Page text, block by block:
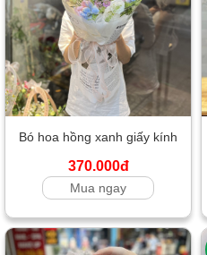
Bó hoa hồng xanh giấy kính
370.000đ
Mua ngay